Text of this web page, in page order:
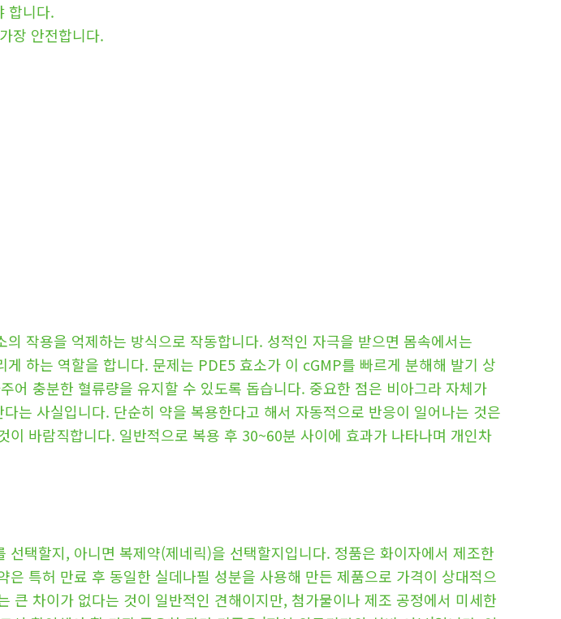
합니다.
장 안전합니다.
작용을 억제하는 방식으로 작동합니다. 성적인 자극을 받으면 몸속에서는
하는 역할을 합니다. 문제는 PDE5 효소가 이 cGMP를 빠르게 분해해 발기 상
충분한 혈류량을 유지할 수 있도록 돕습니다. 중요한 점은 비아그라 자체가
는 사실입니다. 단순히 약을 복용한다고 해서 자동적으로 반응이 일어나는 것은
바람직합니다. 일반적으로 복용 후 30~60분 사이에 효과가 나타나며 개인차
택할지, 아니면 복제약(제네릭)을 선택할지입니다. 정품은 화이자에서 제조한
특허 만료 후 동일한 실데나필 성분을 사용해 만든 제품으로 가격이 상대적으
차이가 없다는 것이 일반적인 견해이지만, 첨가물이나 제조 공정에서 미세한